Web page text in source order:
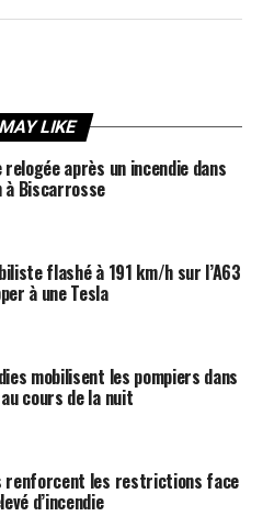
LIKE
relogée après un incendie dans
à Biscarrosse
flashé à 191 km/h sur l’A63
à une Tesla
mobilisent les pompiers dans
cours de la nuit
renforcent les restrictions face
d’incendie